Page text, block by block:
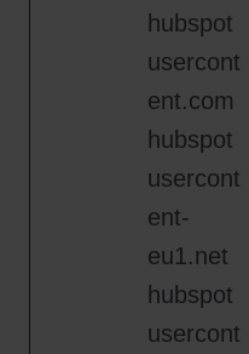
hubspot
usercont
ent.com
hubspot
usercont
ent-
eu1.net
hubspot
usercont